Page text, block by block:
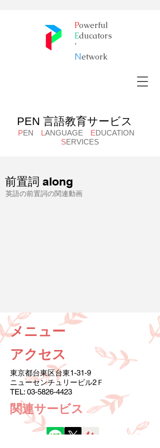
Powerful
Educators
’
​Network
PEN 言語教育サービス
PEN L ANGUAGE EDUCATION
SERVICES
前置詞 along
英語の前置詞の関連動画
メニュー
アクセス
東京都台東区台東1-31-9
ニューセンチュリービル2Ｆ
TEL: 03-5826-4423
​関連サービス